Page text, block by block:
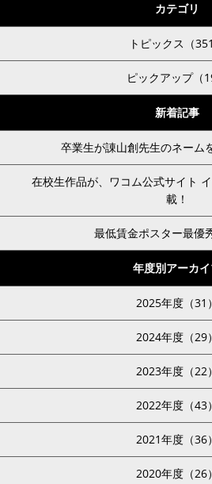
カテゴリ
トピックス（351
ピックアップ（
新着記事
卒業生が諌山創先生のネーム
在校生作品が、ワコム公式サイト
載！
最低賃金ポスター最優
年度別アーカ
2025年度（31）
2024年度（29）
2023年度（22）
2022年度（43）
2021年度（36）
2020年度（26）